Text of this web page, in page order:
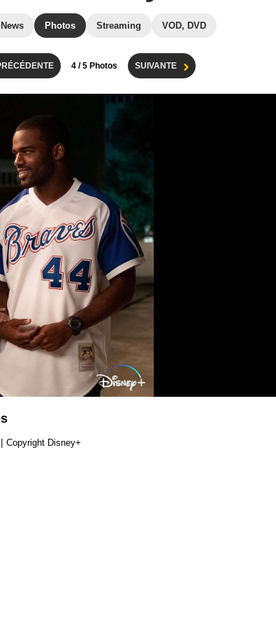
News Photos Streaming VOD, DVD
4 / 5 Photos SUIVANTE
Copyright Disney+